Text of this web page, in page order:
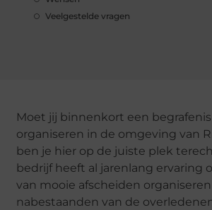
Veelgestelde vragen
Moet jij binnenkort een begrafenis
organiseren in de omgeving van
ben je hier op de juiste plek
bedrijf heeft al jarenlang ervaring
van mooie afscheiden
nabestaanden van de